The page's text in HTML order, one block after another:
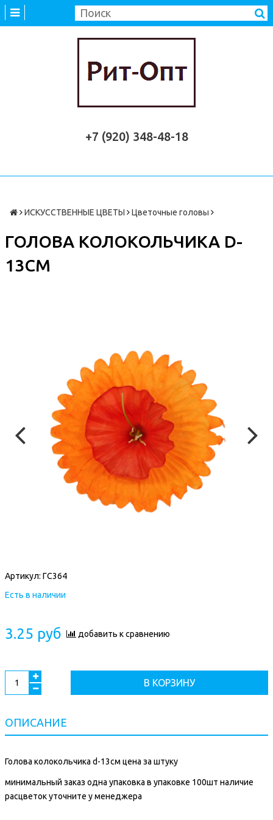
+7 (920) 348-48-18
ИСКУССТВЕННЫЕ ЦВЕТЫ Цветочные головы
ГОЛОВА КОЛОКОЛЬЧИКА D-
13СМ
Артикул: ГС364
Есть в наличии
3.25 руб добавить к сравнению
В КОРЗИНУ
ОПИСАНИЕ
Голова колокольчика d-13см цена за штуку
минимальный заказ одна упаковка в упаковке 100шт наличие
расцветок уточните у менеджера